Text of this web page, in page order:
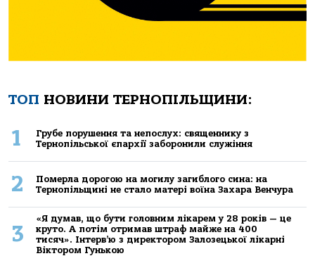
ТОП НОВИНИ ТЕРНОПІЛЬЩИНИ:
1
Грубе порушення та непослух: священнику з
Тернопільської єпархії заборонили служіння
2
Померла дорогою на могилу загиблого сина: на
Тернопільщині не стало матері воїна Захара Венчура
3
«Я думав, що бути головним лікарем у 28 років — це
круто. А потім отримав штраф майже на 400
тисяч». Інтерв’ю з директором Залозецької лікарні
Віктором Гунькою